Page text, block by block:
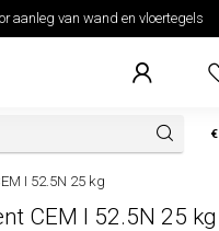
aanleg van wand en vloertegels
€
I 52.5N 25 kg
CEM I 52.5N 25 kg